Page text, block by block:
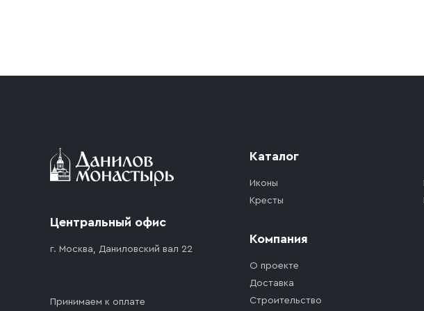
доставка осуществляется до ближайшего места, которое
Центральный офис
г. Москва, Даниловский вал 22
Принимаем к оплате
Каталог
Иконы
Кресты
Компания
О проекте
Доставка
Строительство